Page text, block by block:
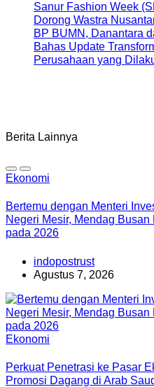
Sanur Fashion Week
Dorong Wastra
BP BUMN, Danantara
Bahas Update
Perusahaan yang
Berita Lainnya
Ekonomi
Bertemu dengan Menteri
Negeri Mesir, Mendag
pada 2026
indopostrust
Agustus 7, 2026
Ekonomi
Perkuat Penetrasi ke Pasar
Promosi Dagang di Arab